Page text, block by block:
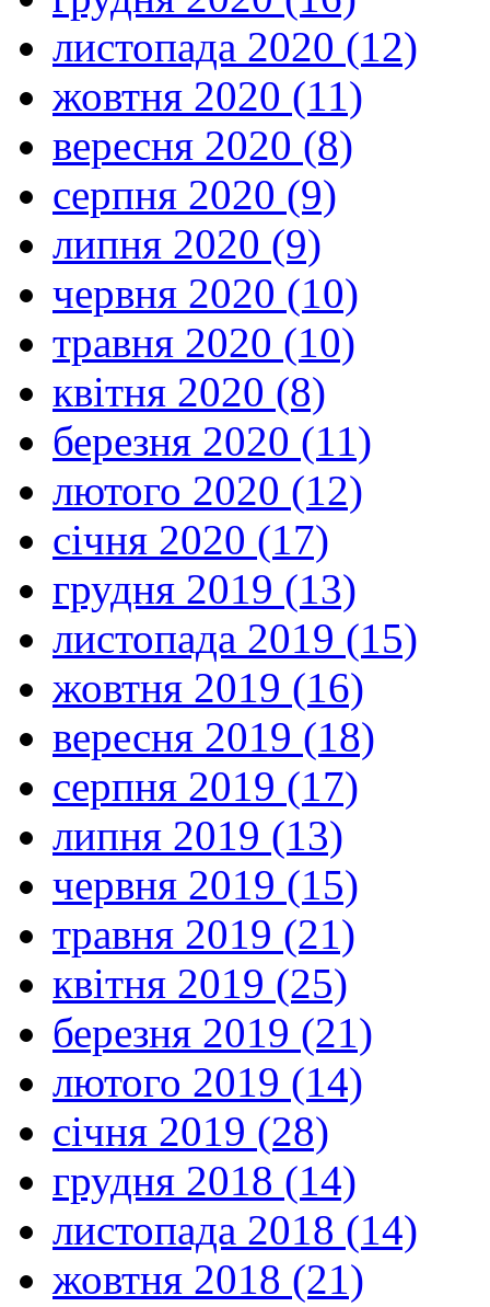
листопада 2020 (12)
жовтня 2020 (11)
вересня 2020 (8)
серпня 2020 (9)
липня 2020 (9)
червня 2020 (10)
травня 2020 (10)
квітня 2020 (8)
березня 2020 (11)
лютого 2020 (12)
січня 2020 (17)
грудня 2019 (13)
листопада 2019 (15)
жовтня 2019 (16)
вересня 2019 (18)
серпня 2019 (17)
липня 2019 (13)
червня 2019 (15)
травня 2019 (21)
квітня 2019 (25)
березня 2019 (21)
лютого 2019 (14)
січня 2019 (28)
грудня 2018 (14)
листопада 2018 (14)
жовтня 2018 (21)